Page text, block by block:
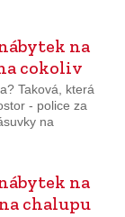
na
cokoliv
Taková, která
- police za
na
na
chalupu